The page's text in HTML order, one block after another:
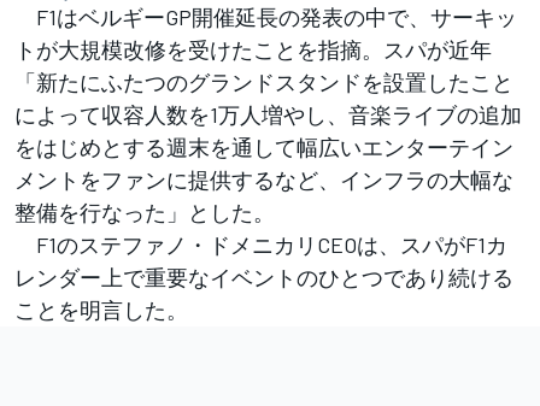
F1はベルギーGP開催延長の発表の中で、サーキッ
トが大規模改修を受けたことを指摘。スパが近年
「新たにふたつのグランドスタンドを設置したこと
によって収容人数を1万人増やし、音楽ライブの追加
をはじめとする週末を通して幅広いエンターテイン
メントをファンに提供するなど、インフラの大幅な
整備を行なった」とした。
F1のステファノ・ドメニカリCEOは、スパがF1カ
レンダー上で重要なイベントのひとつであり続ける
ことを明言した。